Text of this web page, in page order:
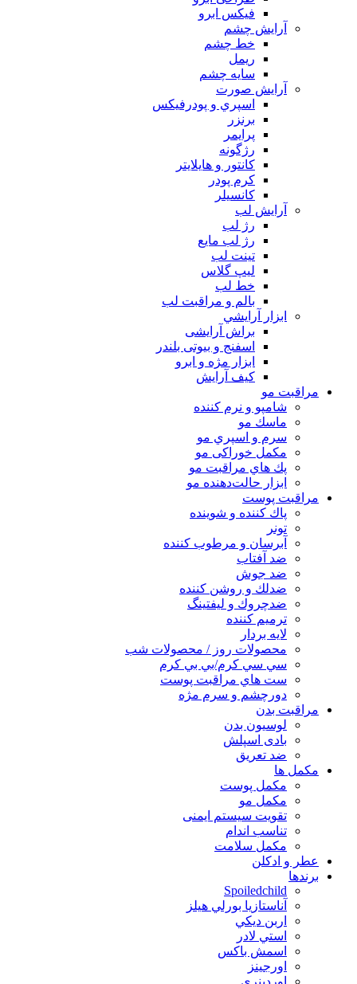
فیکس ابرو
آرايش چشم
خط چشم
ريمل
سايه چشم
آرايش صورت
اسپري و پودرفيكس
برنزر
پرايمر
رژگونه
كانتور و هايلايتر
كرم پودر
كانسيلر
آرايش لب
رژ لب
رژ لب مایع
تینت لب
لیپ گلاس
خط لب
بالم و مراقبت لب
ابزار آرايشي
براش آرایشی
اسفنج و بیوتی بلندر
ابزار مژه و ابرو
کیف آرایش
مراقبت مو
شامپو و نرم كننده
ماسك مو
سرم و اسپري مو
مكمل خوراكی مو
پك هاي مراقبت مو
ابزار حالت‌دهنده مو
مراقبت پوست
پاك كننده و شوينده
تونر
آبرسان و مرطوب كننده
ضد آفتاب
ضد جوش
ضدلك و روشن كننده
ضدچروك و ليفتينگ
ترميم كننده
لايه بردار
محصولات روز / محصولات شب
سي سي كرم/بي بي كرم
ست هاي مراقبت پوست
دورچشم و سرم مژه
مراقبت بدن
لوسیون بدن
بادی اسپلش
ضد تعریق
مكمل ها
مکمل پوست
مکمل مو
تقویت سیستم ایمنی
تناسب اندام
مکمل سلامت
عطر و ادکلن
برندها
Spoiledchild
آناستازيا بورلي هيلز
اربن ديكي
استي لادر
اسمش باكس
اورجينز
اوردينري